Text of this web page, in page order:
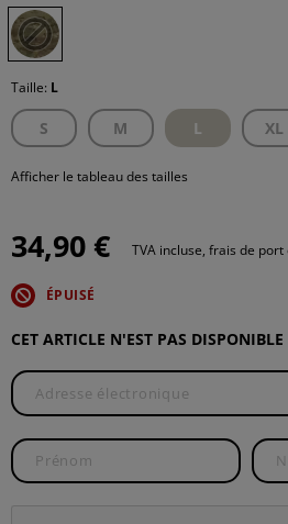
Taille: L
S M L XL
Afficher le tableau des tailles
34,90 € TVA incluse, frais de port
ÉPUISÉ
CET ARTICLE N'EST PAS